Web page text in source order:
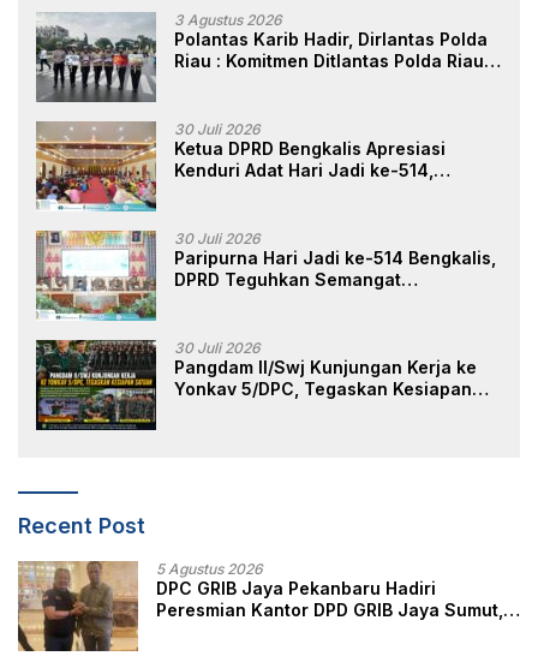
3 Agustus 2026
Polantas Karib Hadir, Dirlantas Polda
Riau : Komitmen Ditlantas Polda Riau
Masyarakat
30 Juli 2026
Ketua DPRD Bengkalis Apresiasi
Kenduri Adat Hari Jadi ke-514,
30 Juli 2026
Paripurna Hari Jadi ke-514 Bengkalis,
DPRD Teguhkan Semangat
30 Juli 2026
Pangdam II/Swj Kunjungan Kerja ke
Yonkav 5/DPC, Tegaskan Kesiapan
Recent Post
5 Agustus 2026
DPC GRIB Jaya Pekanbaru Hadiri
Peresmian Kantor DPD GRIB Jaya Sumut,